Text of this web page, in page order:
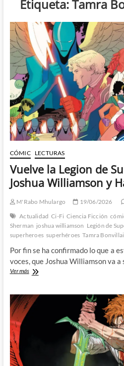
Etiqueta:Tamra
CÓMIC LECTURAS
Vuelve la Legion de
Joshua Williamson y
M'Rabo Mhulargo 19/06/2026
Actualidad Ci-Fi Ciencia Ficción
Sherman joshua williamson Legión de
superheroes superhéroes Tamra
Por fin se ha confirmado lo que a
voces, que Joshua Williamson va
Ver másVuelve
de
Superheroes